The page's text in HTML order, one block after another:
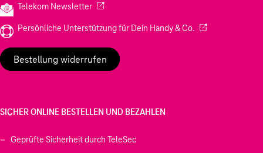
Telekom Newsletter(Wird in einem neuen Tab geöffnet)
Persönliche Unterstützung für Dein Handy & Co. (Wird in einem
Bestellung widerrufen
SICHER ONLINE BESTELLEN UND BEZAHLEN
Geprüfte Sicherheit durch TeleSec